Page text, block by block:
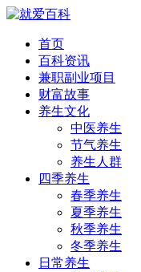
首页
百科资讯
兼职副业项目
财富故事
养生文化
中医养生
节气养生
养生人群
四季养生
春季养生
夏季养生
秋季养生
冬季养生
日常养生